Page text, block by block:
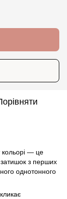
кольорі — це
з перших
однотонного